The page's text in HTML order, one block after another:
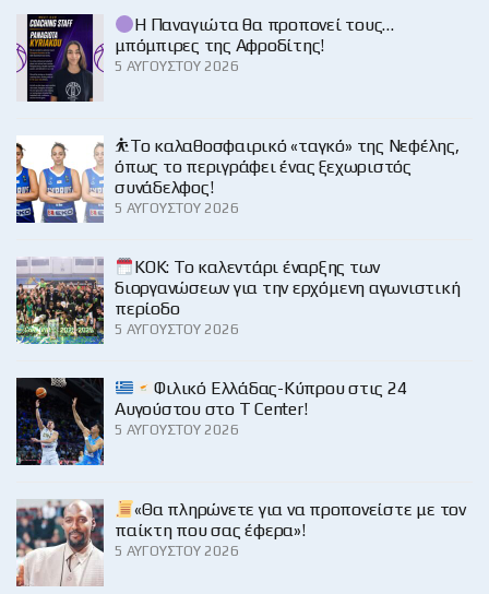
Η Παναγιώτα θα προπονεί τους…
μπόμπιρες της Αφροδίτης!
5 ΑΥΓΟΎΣΤΟΥ 2026
⛹️‍Το καλαθοσφαιρικό «ταγκό» της Νεφέλης,
όπως το περιγράφει ένας ξεχωριστός
συνάδελφος!
5 ΑΥΓΟΎΣΤΟΥ 2026
KOK: Το καλεντάρι έναρξης των
διοργανώσεων για την ερχόμενη αγωνιστική
περίοδο
5 ΑΥΓΟΎΣΤΟΥ 2026
Φιλικό Ελλάδας-Κύπρου στις 24
Αυγούστου στο Τ Center!
5 ΑΥΓΟΎΣΤΟΥ 2026
«Θα πληρώνετε για να προπονείστε με τον
παίκτη που σας έφερα»!
5 ΑΥΓΟΎΣΤΟΥ 2026